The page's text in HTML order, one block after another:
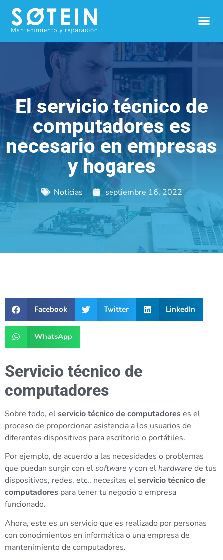
El servicio técnico de
computadores es
necesario en empresas
y hogares
Noticias septiembre 16, 2022
Facebook Twitter LinkedIn
WhatsApp
Servicio técnico de
computadores
Sobre todo, elservicio técnico de computadoreses el
proceso de proporcionar asistencia a los usuarios de
diferentes dispositivos para escritorio o portátiles.
Por ejemplo, de acuerdo a las necesidades o problemas
que puedan surgir con elsoftware y con elhardware de tus
dispositivos, redes, etc., necesitas elservicio técnico de
computadores para tener tu negocio o empresa
funcionado.
Ahora, este es un servicio que es realizado por personas
con conocimientos en informática o una empresa de
mantenimiento de computadores.